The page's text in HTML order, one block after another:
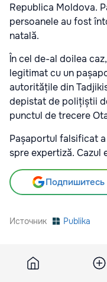
Republica Moldova.
persoanele au fost
natală.
În cel de-al doilea
legitimat cu un
autoritățile din
depistat de polițiștii
punctul de trecere
Pașaportul falsificat
spre expertiză. Cazul
Подпишитесь
Источник Publika